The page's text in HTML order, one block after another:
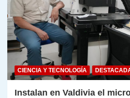
CIENCIA Y TECNOLOGÍA
Instalan en Valdivia el